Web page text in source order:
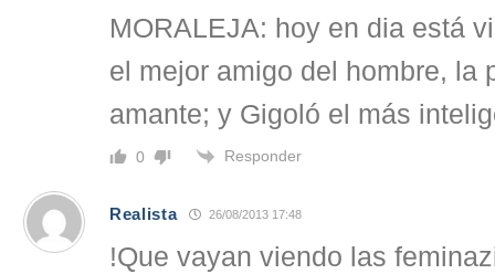
MORALEJA: hoy en dia está
el mejor amigo del hombre, la
amante; y Gigoló el más
0 Responder
Realista 26/08/2013 17:48
!Que vayan viendo las